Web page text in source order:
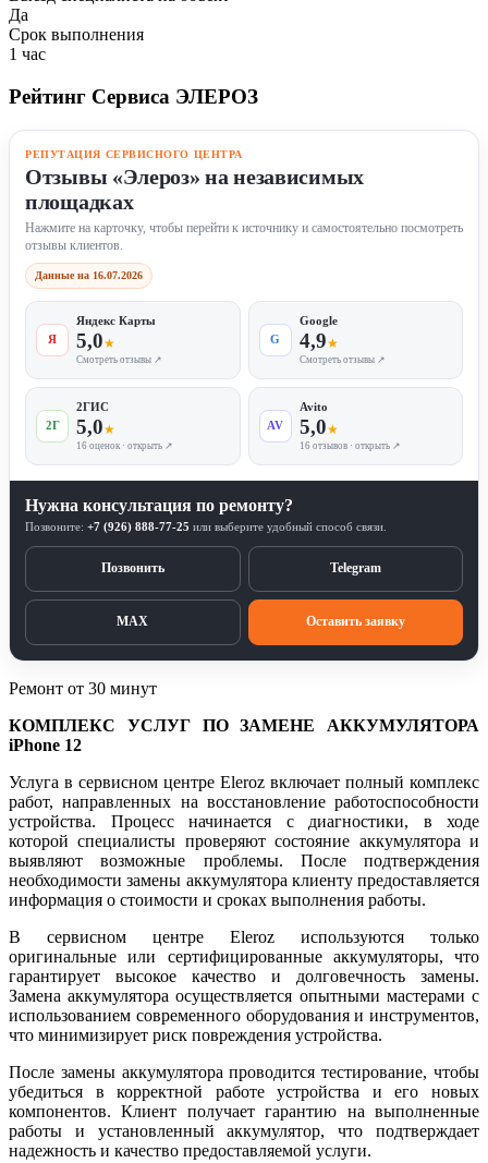
Да
Срок выполнения
1 час
Рейтинг Сервиса ЭЛЕРОЗ
РЕПУТАЦИЯ СЕРВИСНОГО ЦЕНТРА
Отзывы «Элероз» на независимых
площадках
Нажмите на карточку, чтобы перейти к источнику и самостоятельно посмотреть
отзывы клиентов.
Данные на 16.07.2026
Я
Яндекс Карты
5,0★
Смотреть отзывы ↗
G
Google
4,9★
Смотреть отзывы ↗
2Г
2ГИС
5,0★
16 оценок · открыть ↗
AV
Avito
5,0★
16 отзывов · открыть ↗
Нужна консультация по ремонту?
Позвоните: +7 (926) 888-77-25 или выберите удобный способ связи.
Позвонить Telegram
MAX Оставить заявку
Ремонт от 30 минут
КОМПЛЕКС УСЛУГ ПО ЗАМЕНЕ АККУМУЛЯТОРА
iPhone 12
Услуга в сервисном центре Eleroz включает полный комплекс
работ, направленных на восстановление работоспособности
устройства. Процесс начинается с диагностики, в ходе
которой специалисты проверяют состояние аккумулятора и
выявляют возможные проблемы. После подтверждения
необходимости замены аккумулятора клиенту предоставляется
информация о стоимости и сроках выполнения работы.
В сервисном центре Eleroz используются только
оригинальные или сертифицированные аккумуляторы, что
гарантирует высокое качество и долговечность замены.
Замена аккумулятора осуществляется опытными мастерами с
использованием современного оборудования и инструментов,
что минимизирует риск повреждения устройства.
После замены аккумулятора проводится тестирование, чтобы
убедиться в корректной работе устройства и его новых
компонентов. Клиент получает гарантию на выполненные
работы и установленный аккумулятор, что подтверждает
надежность и качество предоставляемой услуги.